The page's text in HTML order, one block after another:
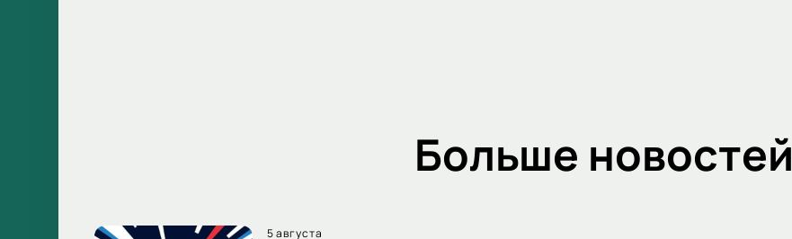
Больше новостей
5 августа